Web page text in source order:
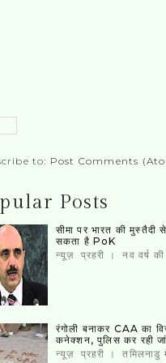
to: Post Comments
Posts
सीमा पर भारत की
सकता है PoK
न्यूज़ प्रहरी । नव वर्ष
रंगोली बनाकर CAA का
कनेक्‍शन, पुलिस कर रही
न्यूज़ प्रहरी । तमिलनाडु